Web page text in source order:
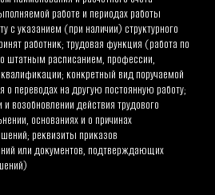
работе и периодах работы
с указанием (при наличии) структурного
работник; трудовая функция (работа по
штатным расписанием, профессии,
конкретный вид поручаемой
о переводах на другую постоянную работу;
возобновлении действия трудового
основаниях и о причинах
реквизиты приказов
или документов, подтверждающих